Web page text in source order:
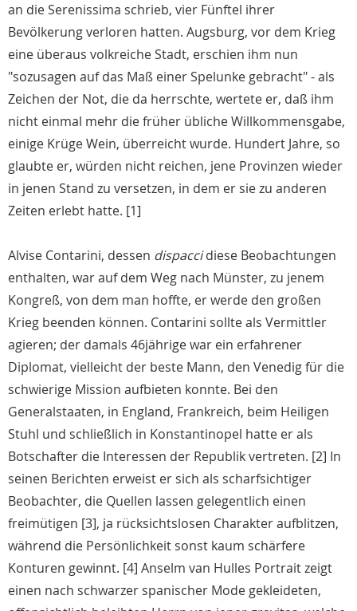
an die Serenissima schrieb, vier Fünftel ihrer
Bevölkerung verloren hatten. Augsburg, vor dem Krieg
eine überaus volkreiche Stadt, erschien ihm nun
"sozusagen auf das Maß einer Spelunke gebracht" - als
Zeichen der Not, die da herrschte, wertete er, daß ihm
nicht einmal mehr die früher übliche Willkommensgabe,
einige Krüge Wein, überreicht wurde. Hundert Jahre, so
glaubte er, würden nicht reichen, jene Provinzen wieder
in jenen Stand zu versetzen, in dem er sie zu anderen
Zeiten erlebt hatte. [1]
Alvise Contarini, dessen dispaccidiese Beobachtungen
enthalten, war auf dem Weg nach Münster, zu jenem
Kongreß, von dem man hoffte, er werde den großen
Krieg beenden können. Contarini sollte als Vermittler
agieren; der damals 46jährige war ein erfahrener
Diplomat, vielleicht der beste Mann, den Venedig für die
schwierige Mission aufbieten konnte. Bei den
Generalstaaten, in England, Frankreich, beim Heiligen
Stuhl und schließlich in Konstantinopel hatte er als
Botschafter die Interessen der Republik vertreten. [2] In
seinen Berichten erweist er sich als scharfsichtiger
Beobachter, die Quellen lassen gelegentlich einen
freimütigen [3], ja rücksichtslosen Charakter aufblitzen,
während die Persönlichkeit sonst kaum schärfere
Konturen gewinnt. [4] Anselm van Hulles Portrait zeigt
einen nach schwarzer spanischer Mode gekleideten,